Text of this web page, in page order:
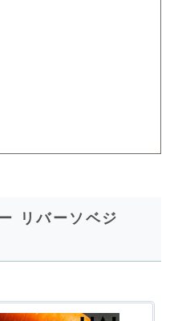
リバーソベジ